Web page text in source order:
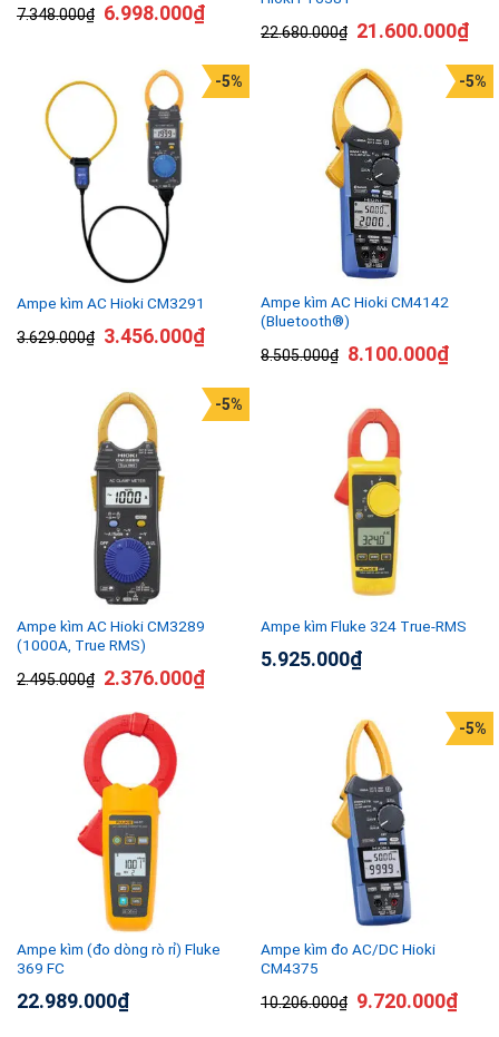
7.348.000₫ 6.998.000₫
22.680.000₫ 21.600.000₫
Ampe kìm AC Hioki CM3291
3.629.000₫
-5%
3.456.000₫
Ampe kìm AC Hioki CM4142
(Bluetooth®)
8.505.000₫
-5%
8.100.000₫
Ampe kìm AC Hioki CM3289
(1000A, True RMS)
2.495.000₫
-5%
2.376.000₫
Ampe kìm Fluke 324 True-RMS
5.925.000₫
Ampe kìm (đo dòng rò rỉ) Fluke
369 FC
22.989.000₫
Ampe kìm đo AC/DC Hioki
CM4375
10.206.000₫
-5%
9.720.000₫